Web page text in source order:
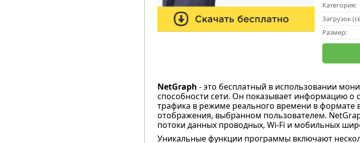
Категория:
Загрузок
Размер:
NetGraph - это бесплатный в использовании
способности сети. Он показывает информацию о
трафика в режиме реального времени в формате
отображения, выбранном пользователем.
потоки данных проводных, Wi-Fi и мобильных
Уникальные функции программы включают